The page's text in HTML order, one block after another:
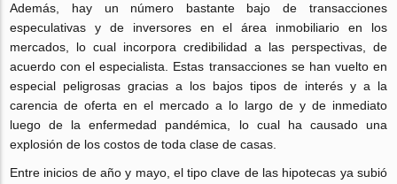
Además, hay un número bastante bajo de transacciones
especulativas y de inversores en el área inmobiliario en los
mercados, lo cual incorpora credibilidad a las perspectivas, de
acuerdo con el especialista. Estas transacciones se han vuelto en
especial peligrosas gracias a los bajos tipos de interés y a la
carencia de oferta en el mercado a lo largo de y de inmediato
luego de la enfermedad pandémica, lo cual ha causado una
explosión de los costos de toda clase de casas.
Entre inicios de año y mayo, el tipo clave de las hipotecas ya subió